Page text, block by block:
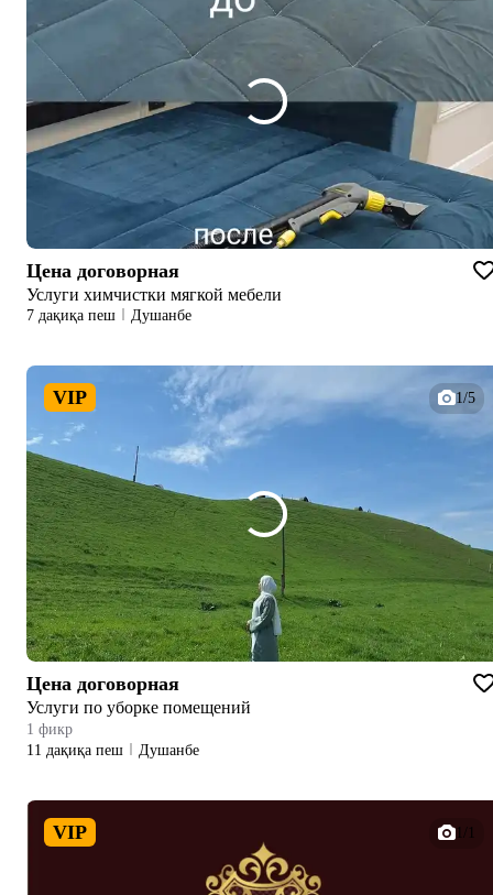
Цена договорная
Услуги химчистки мягкой мебели
7 дақиқа пеш Душанбе
VIP 1/5
Цена договорная
Услуги по уборке помещений
1 фикр
11 дақиқа пеш
Душанбе
VIP 1/1